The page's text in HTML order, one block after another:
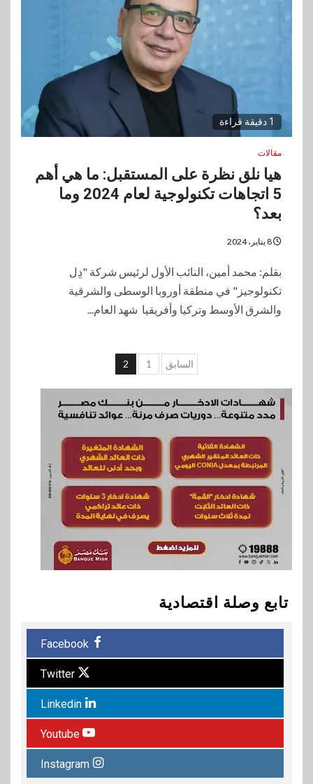
1 دقيقة قراءة
مقالات
هيا نلق نظرة على المستقبل: ما هي أهم
5 اتجاهات تكنولوجية لعام 2024 وما
بعد؟
بقلم: محمد أمين، النائب الأول لرئيس شركة "دِل
تكنولوجيز" في منطقة أوروبا الوسطى والشرقية
والشرق الأوسط وتركيا وأفريقيا شهد العام...
تعدد
صفحات
المقالات
السابق 1
2
تابع وصلة اقتصادية
Facebook
Twitter
Linkedin
Youtube
Instagram